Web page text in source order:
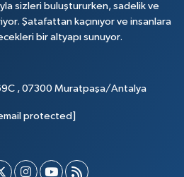
sizleri buluştururken, sadelik ve
Şatafattan kaçınıyor ve insanlara
bir altyapı sunuyor.
, 07300 Muratpaşa/Antalya
protected]